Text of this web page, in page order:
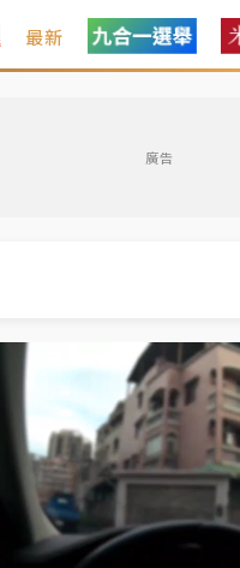
最新
廣告
基金會想增加董事人數！辜
光
藏經》特展第2檔！今線
出延長至晚上7時
處長涉圖利渡假村！東檢
湯了！中颱白海豚雨彈轟